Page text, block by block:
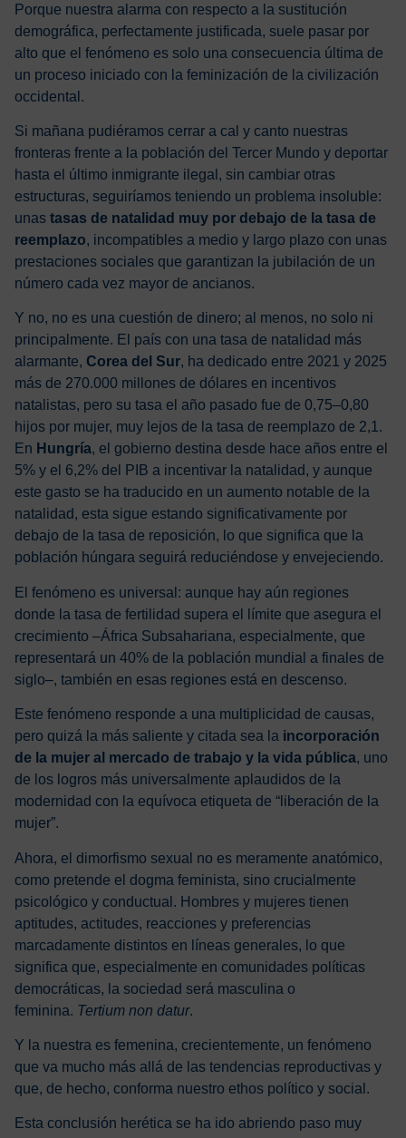
Porque nuestra alarma con respecto a la sustitución
demográfica, perfectamente justificada, suele pasar por
alto que el fenómeno es solo una consecuencia última de
un proceso iniciado con la feminización de la civilización
occidental.
Si mañana pudiéramos cerrar a cal y canto nuestras
fronteras frente a la población del Tercer Mundo y deportar
hasta el último inmigrante ilegal, sin cambiar otras
estructuras, seguiríamos teniendo un problema insoluble:
unas tasas de natalidad muy por debajo de la tasa de
reemplazo, incompatibles a medio y largo plazo con unas
prestaciones sociales que garantizan la jubilación de un
número cada vez mayor de ancianos.
Y no, no es una cuestión de dinero; al menos, no solo ni
principalmente. El país con una tasa de natalidad más
alarmante, Corea del Sur, ha dedicado entre 2021 y 2025
más de 270.000 millones de dólares en incentivos
natalistas, pero su tasa el año pasado fue de 0,75–0,80
hijos por mujer, muy lejos de la tasa de reemplazo de 2,1.
En Hungría, el gobierno destina desde hace años entre el
5% y el 6,2% del PIB a incentivar la natalidad, y aunque
este gasto se ha traducido en un aumento notable de la
natalidad, esta sigue estando significativamente por
debajo de la tasa de reposición, lo que significa que la
población húngara seguirá reduciéndose y envejeciendo.
El fenómeno es universal: aunque hay aún regiones
donde la tasa de fertilidad supera el límite que asegura el
crecimiento –África Subsahariana, especialmente, que
representará un 40% de la población mundial a finales de
siglo–, también en esas regiones está en descenso.
Este fenómeno responde a una multiplicidad de causas,
pero quizá la más saliente y citada sea la incorporación
de la mujer al mercado de trabajo y la vida pública, uno
de los logros más universalmente aplaudidos de la
modernidad con la equívoca etiqueta de “liberación de la
mujer”.
Ahora, el dimorfismo sexual no es meramente anatómico,
como pretende el dogma feminista, sino crucialmente
psicológico y conductual. Hombres y mujeres tienen
aptitudes, actitudes, reacciones y preferencias
marcadamente distintos en líneas generales, lo que
significa que, especialmente en comunidades políticas
democráticas, la sociedad será masculina o
feminina. Tertium non datur.
Y la nuestra es femenina, crecientemente, un fenómeno
que va mucho más allá de las tendencias reproductivas y
que, de hecho, conforma nuestro ethos político y social.
Esta conclusión herética se ha ido abriendo paso muy